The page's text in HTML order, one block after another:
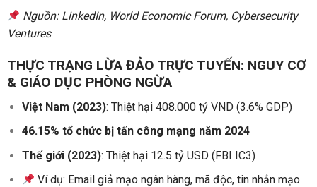
Nguồn: LinkedIn, World Economic Forum, Cybersecurity
Ventures
THỰC TRẠNG LỪA ĐẢO TRỰC TUYẾN: NGUY CƠ
& GIÁO DỤC PHÒNG NGỪA
Việt Nam (2023): Thiệt hại 408.000 tỷ VND (3.6% GDP)
46.15% tổ chức bị tấn công mạng năm 2024
Thế giới (2023): Thiệt hại 12.5 tỷ USD (FBI IC3)
Ví dụ: Email giả mạo ngân hàng, mã độc, tin nhắn mạo